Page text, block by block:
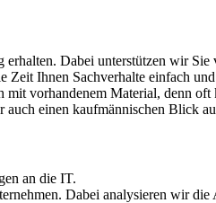
Dabei unterstützen wir Sie
Ihnen Sachverhalte einfach
vorhandenem Material, denn
einen kaufmännischen Blick
an die IT.
Dabei analysieren wir